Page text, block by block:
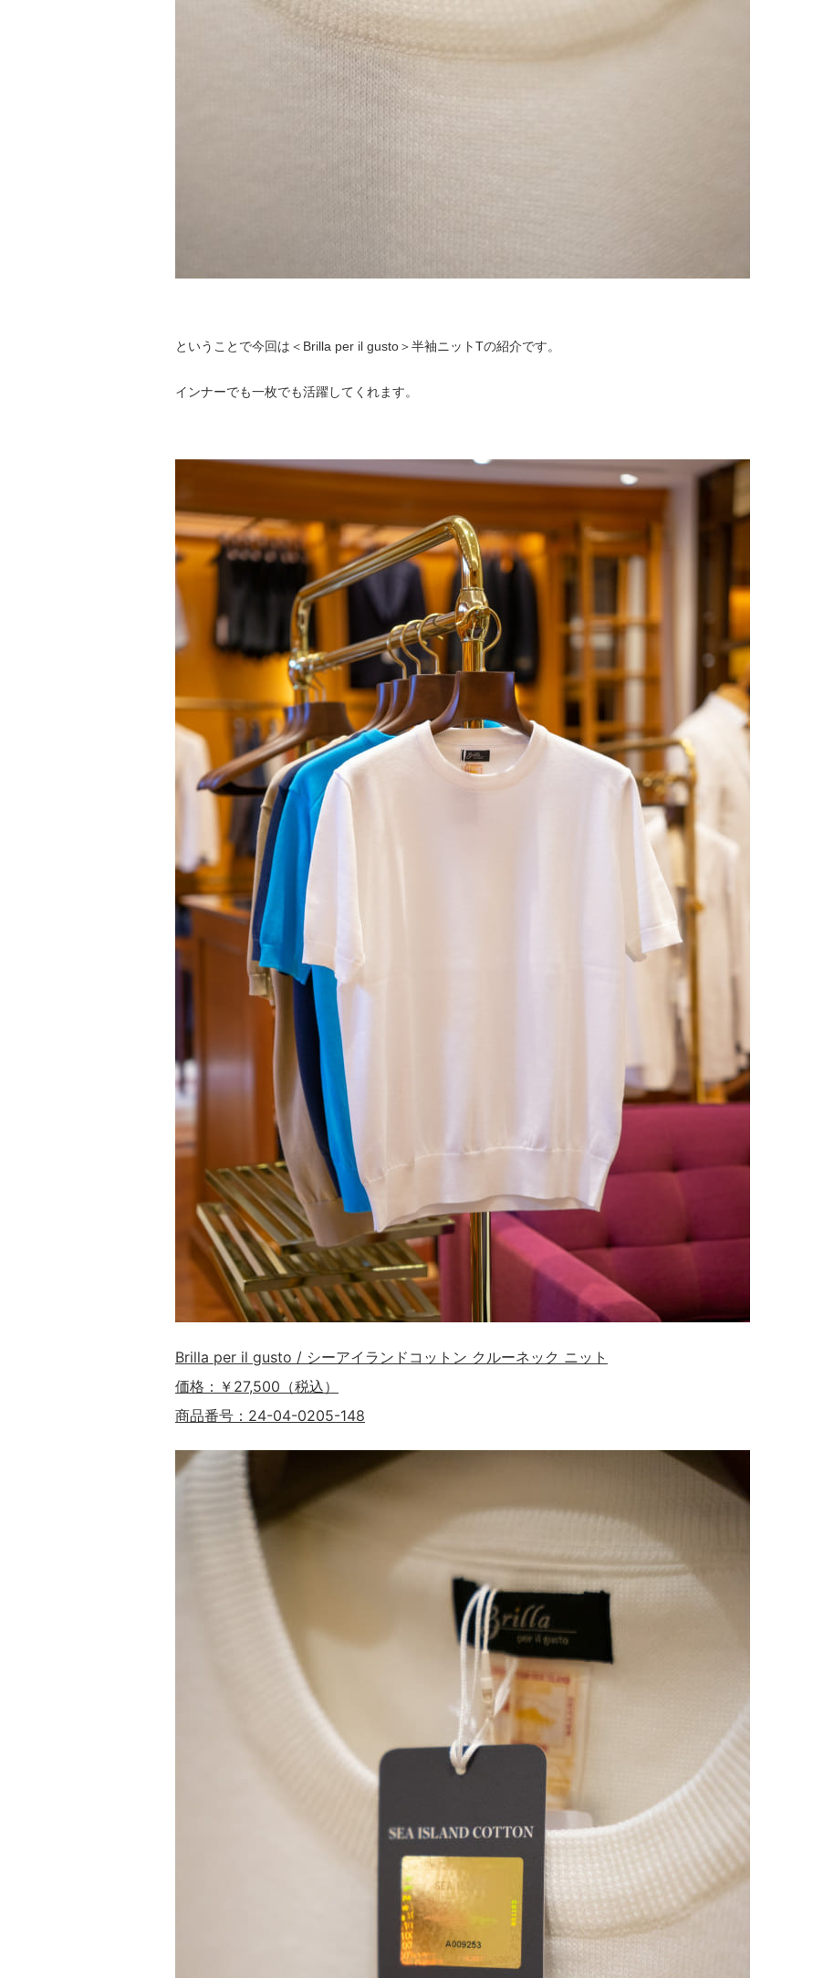
ということで今回は ＜Brilla per il gusto＞半袖ニットTの紹介です。
インナーでも一枚でも活躍してくれます。
Brilla per il gusto / シーアイランドコットン クルーネック ニット
価格：￥27,500（税込）
商品番号：24-04-0205-148